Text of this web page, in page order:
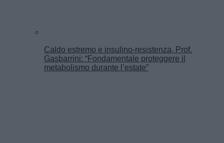
Caldo estremo e insulino-resistenza, Prof.
Gasbarrini: “Fondamentale proteggere il
metabolismo durante l’estate”